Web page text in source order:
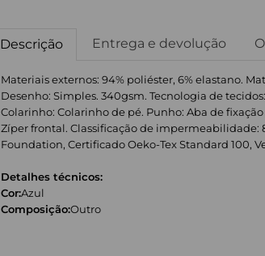
Descrição Entrega e devolução
Materiais externos: 94% poliéster, 6% elastano.
Desenho: Simples. 340gsm. Tecnologia de
Colarinho: Colarinho de pé. Punho: Aba de
Zíper frontal. Classificação de
Foundation, Certificado Oeko-Tex Standard 100,
Detalhes técnicos:
Cor:Azul
Composição:Outro